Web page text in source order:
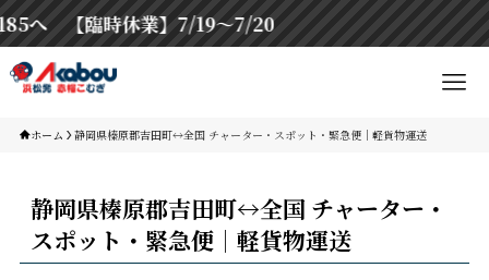
【臨時休業】7/19〜7/20
ホーム 静岡県榛原郡吉田町↔︎全国 チャーター・スポット・緊急便｜軽貨物運送
静岡県榛原郡吉田町↔︎全国 チャーター・
スポット・緊急便｜軽貨物運送